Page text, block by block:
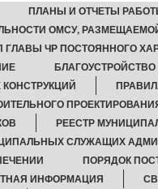
ПЛАНЫ И ОТЧЕТЫ
ОМСУ,
ЧР ПОСТОЯННОГО
БЛАГОУСТРОЙСТВО
РЕЕСТР
СЛУЖАЩИХ
ПОРЯДОК
ИНФОРМАЦИЯ